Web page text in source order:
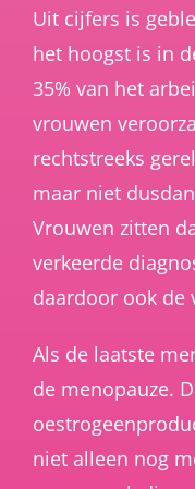
Uit cijfers is
het hoogst is in
35% van het
vrouwen
rechtstreeks
maar niet
Vrouwen zitten
verkeerde
daardoor ook de
Als de laatste
de menopauze.
niet alleen nog